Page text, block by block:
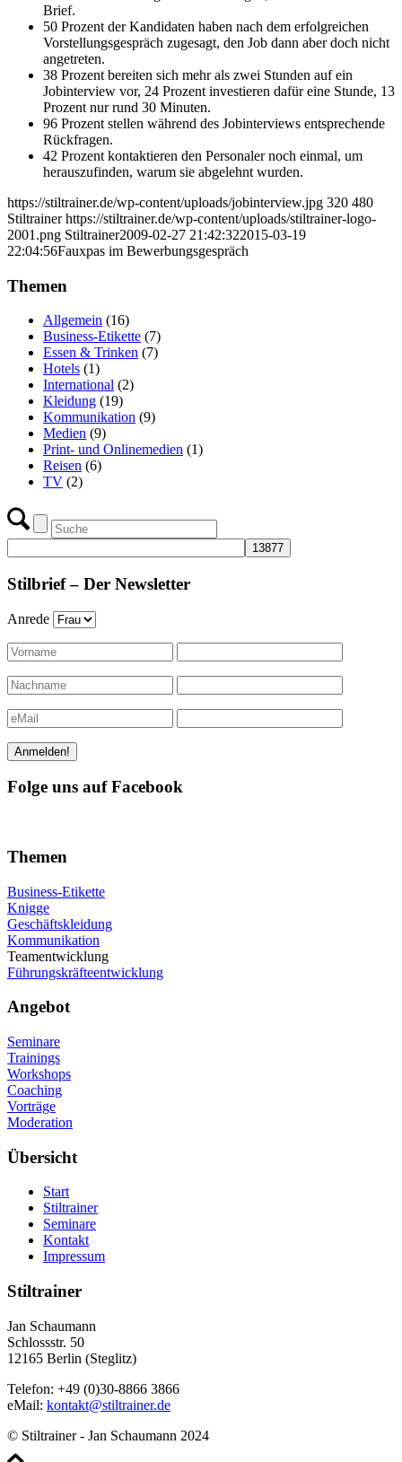
Brief.
50 Prozent der Kandidaten haben nach dem erfolgreichen
Vorstellungsgespräch zugesagt, den Job dann aber doch nicht
angetreten.
38 Prozent bereiten sich mehr als zwei Stunden auf ein
Jobinterview vor, 24 Prozent investieren dafür eine Stunde, 13
Prozent nur rund 30 Minuten.
96 Prozent stellen während des Jobinterviews entsprechende
Rückfragen.
42 Prozent kontaktieren den Personaler noch einmal, um
herauszufinden, warum sie abgelehnt wurden.
https://stiltrainer.de/wp-content/uploads/jobinterview.jpg 320 480
Stiltrainer https://stiltrainer.de/wp-content/uploads/stiltrainer-logo-
2001.png Stiltrainer2009-02-27 21:42:322015-03-19
22:04:56Fauxpas im Bewerbungsgespräch
Themen
Allgemein (16)
Business-Etikette (7)
Essen & Trinken (7)
Hotels (1)
International (2)
Kleidung (19)
Kommunikation (9)
Medien (9)
Print- und Onlinemedien (1)
Reisen (6)
TV (2)
Stilbrief – Der Newsletter
Anrede
Folge uns auf Facebook
Themen
Business-Etikette
Knigge
Geschäftskleidung
Kommunikation
Teamentwicklung
Führungskräfteentwicklung
Angebot
Seminare
Trainings
Workshops
Coaching
Vorträge
Moderation
Übersicht
Start
Stiltrainer
Seminare
Kontakt
Impressum
Stiltrainer
Jan Schaumann
Schlossstr. 50
12165 Berlin (Steglitz)
Telefon: +49 (0)30-8866 3866
eMail: kontakt@stiltrainer.de
© Stiltrainer - Jan Schaumann 2024